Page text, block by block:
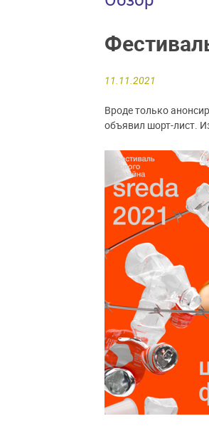
11.11.2021
Вроде только
объявил шорт-лист.